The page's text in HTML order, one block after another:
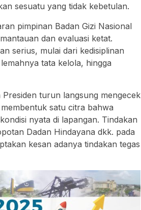
sesuatu yang tidak kebetulan.
pimpinan Badan Gizi Nasional
dan evaluasi ketat.
serius, mulai dari kedisiplinan
tata kelola, hingga
turun langsung mengecek
satu citra bahwa
nyata di lapangan. Tindakan
Dadan Hindayana dkk. pada
kesan adanya tindakan tegas